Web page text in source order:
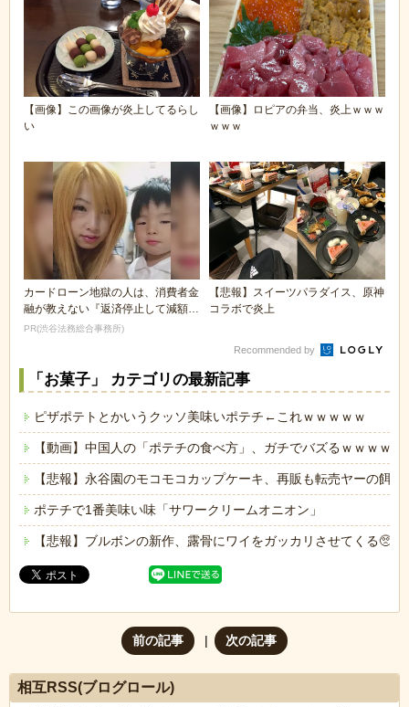
【画像】この画像が炎上してるらし
い
【画像】ロピアの弁当、炎上ｗｗｗ
ｗｗｗ
カードローン地獄の人は、消費者金
融が教えない『返済停止して減額・
免除する方法』で...
PR(渋谷法務総合事務所)
【悲報】スイーツパラダイス、原神
コラボで炎上
Recommended by
「お菓子」 カテゴリの最新記事
ピザポテトとかいうクッソ美味いポテチ←これｗｗｗｗｗ
【動画】中国人の「ポテチの食べ方」、ガチでバズるｗｗｗｗｗ
【悲報】永谷園のモコモコカップケーキ、再販も転売ヤーの餌
ポテチで1番美味い味「サワークリームオニオン」
【悲報】ブルボンの新作、露骨にワイをガッカリさせてくる🥺🌰
前の記事 次の記事
相互RSS(ブログロール)